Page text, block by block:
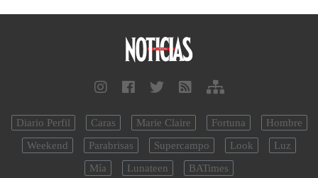
Diario Perfil Caras Marie Claire Fortuna
Hombre
Weekend
Parabrisas Supercampo Look
Luz
Mía
Lunateen BATimes